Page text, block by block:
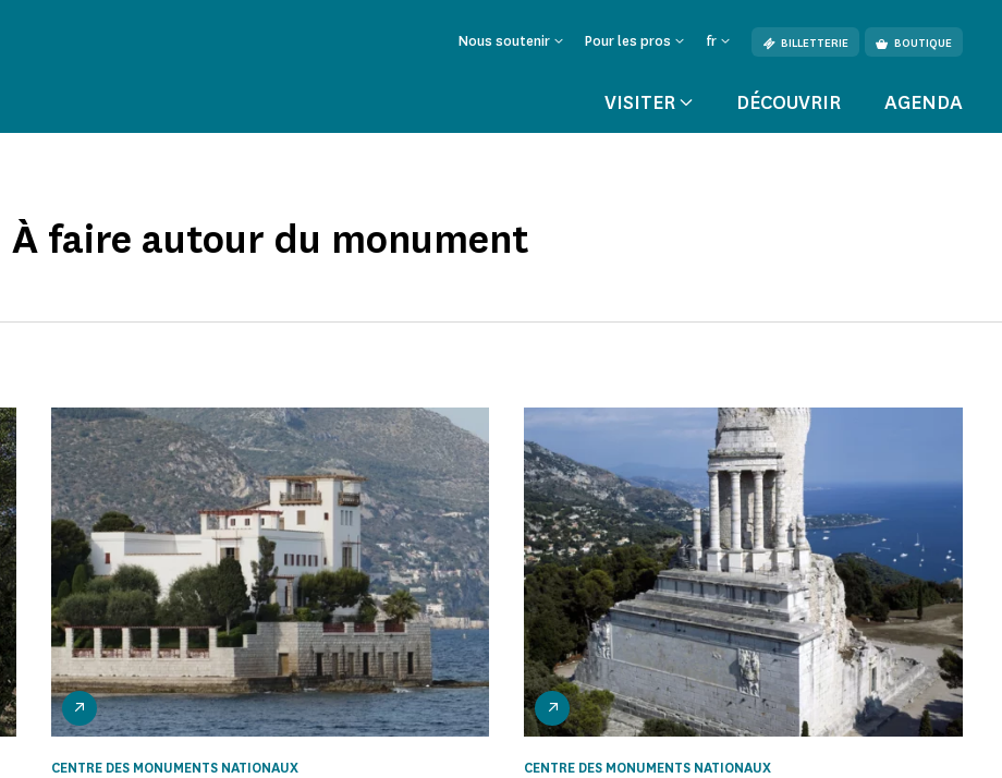
Nous soutenir Pour les pros fr BILLETTERIE BOUTIQUE
VISITER DÉCOUVRIR AGENDA
À faire autour du monument
CENTRE DES MONUMENTS NATIONAUX CENTRE DES MONUMENTS NATIONAUX